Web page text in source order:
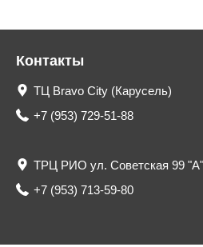
Контакты
ТЦ Bravo City (Карусель)
+7 (953) 729-51-88
ТРЦ РИО ул. Советская 99
+7 (953) 713-59-80